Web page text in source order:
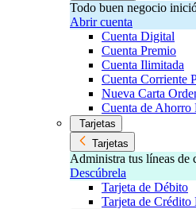
Todo buen negocio
Abrir cuenta
Cuenta Digital
Cuenta Premio
Cuenta Ilimitada
Cuenta Corriente
Nueva Carta
Cuenta de Ahorro
Tarjetas
Tarjetas
Administra tus líneas de
Descúbrela
Tarjeta de Débito
Tarjeta de Crédito